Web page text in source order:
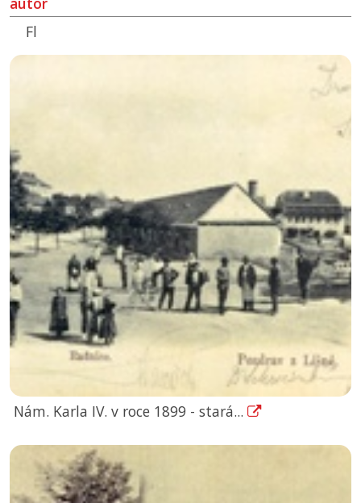
Fl
Nám. Karla IV. v roce 1899 - stará...